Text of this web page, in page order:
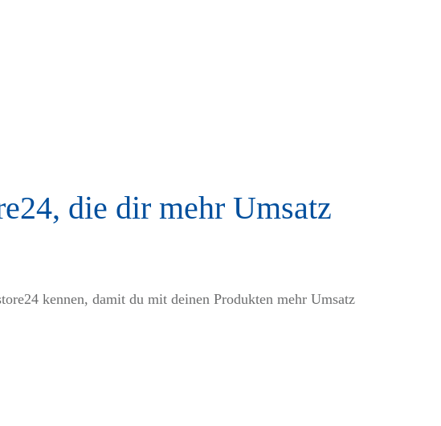
die dir mehr Umsatz
kennen, damit du mit deinen Produkten mehr Umsatz